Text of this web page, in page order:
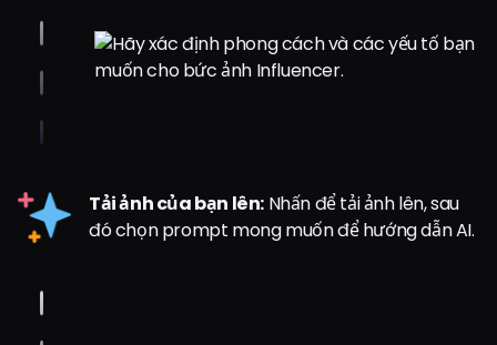
Tải ảnh của bạn lên: Nhấn để tải ảnh lên, sau
đó chọn prompt mong muốn để hướng dẫn AI.